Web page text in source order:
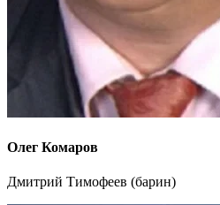
Олег Комаров
Дмитрий Тимофеев (барин)